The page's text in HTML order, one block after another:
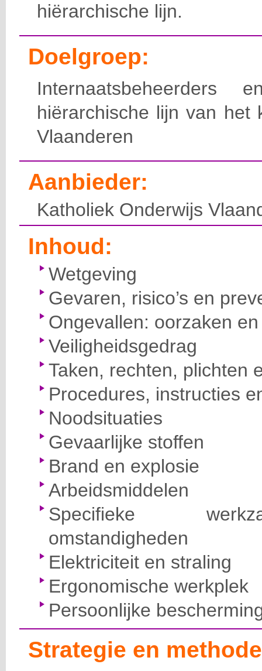
hiërarchische lijn.
Doelgroep:
hiërarchische lijn van het
Vlaanderen
Aanbieder:
Katholiek Onderwijs
Inhoud:
Wetgeving
Gevaren, risico’s en
Ongevallen: oorzaken
Veiligheidsgedrag
Taken, rechten, plichten
Procedures, instructies
Noodsituaties
Gevaarlijke stoffen
Brand en explosie
Arbeidsmiddelen
Specifieke
omstandigheden
Elektriciteit en straling
Ergonomische werkplek
Persoonlijke
Strategie en